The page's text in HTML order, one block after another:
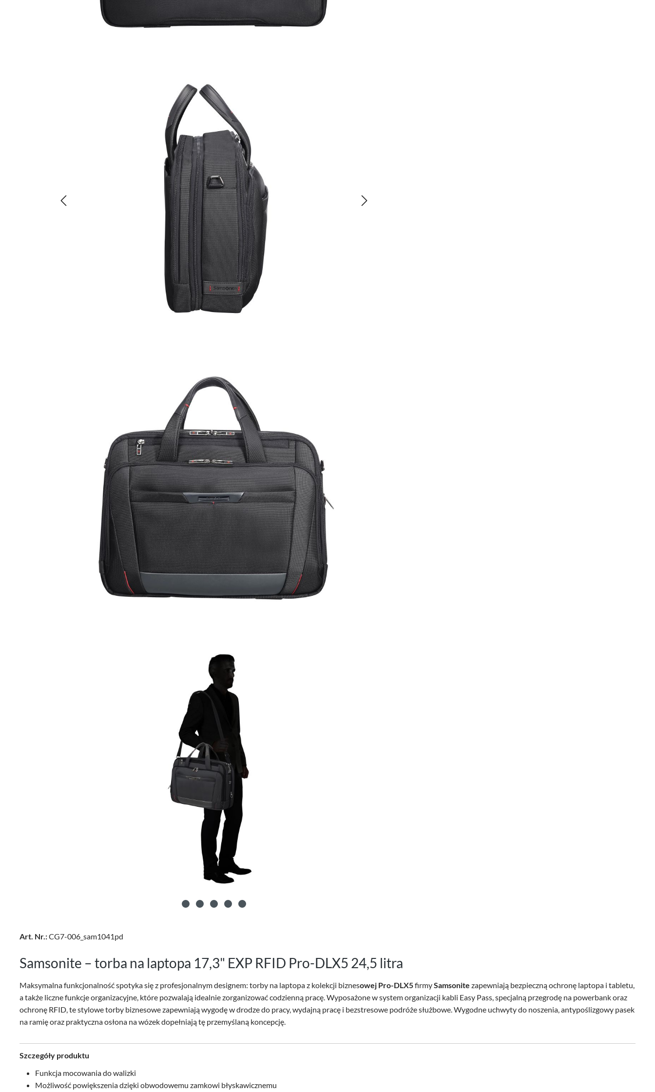
Art. Nr.:CG7-006_sam1041pd
Samsonite – torba na laptopa 17,3" EXP RFID Pro-DLX5 24,5 litra
Maksymalna funkcjonalność spotyka się z profesjonalnym designem: torby na laptopa z kolekcji biznesowej Pro-DLX5firmySamsonite zapewniają bezpieczną ochronę laptopa i tabletu,
a także liczne funkcje organizacyjne, które pozwalają idealnie zorganizować codzienną pracę. Wyposażone w system organizacji kabli Easy Pass, specjalną przegrodę na powerbank oraz
ochronę RFID, te stylowe torby biznesowe zapewniają wygodę w drodze do pracy, wydajną pracę i bezstresowe podróże służbowe. Wygodne uchwyty do noszenia, antypoślizgowy pasek
na ramię oraz praktyczna osłona na wózek dopełniają tę przemyślaną koncepcję.
Szczegóły produktu
Funkcja mocowania do walizki
Możliwość powiększenia dzięki obwodowemu zamkowi błyskawicznemu